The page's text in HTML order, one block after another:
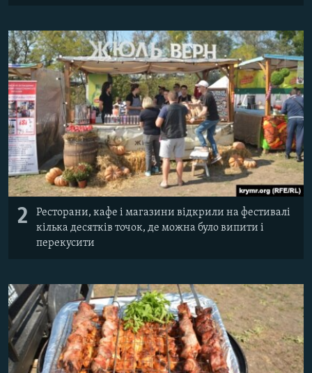
2
Ресторани, кафе і магазини відкрили на фестивалі
кілька десятків точок, де можна було випити і
перекусити